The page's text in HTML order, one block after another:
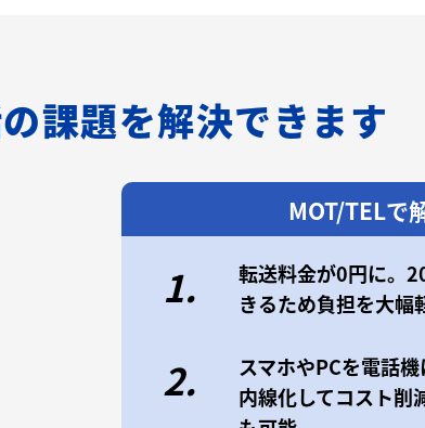
課題を解決できます
MOT/TELで
1.
転送料金が0円に。
きるため負担を大幅
2.
スマホやPCを電話
内線化してコスト削